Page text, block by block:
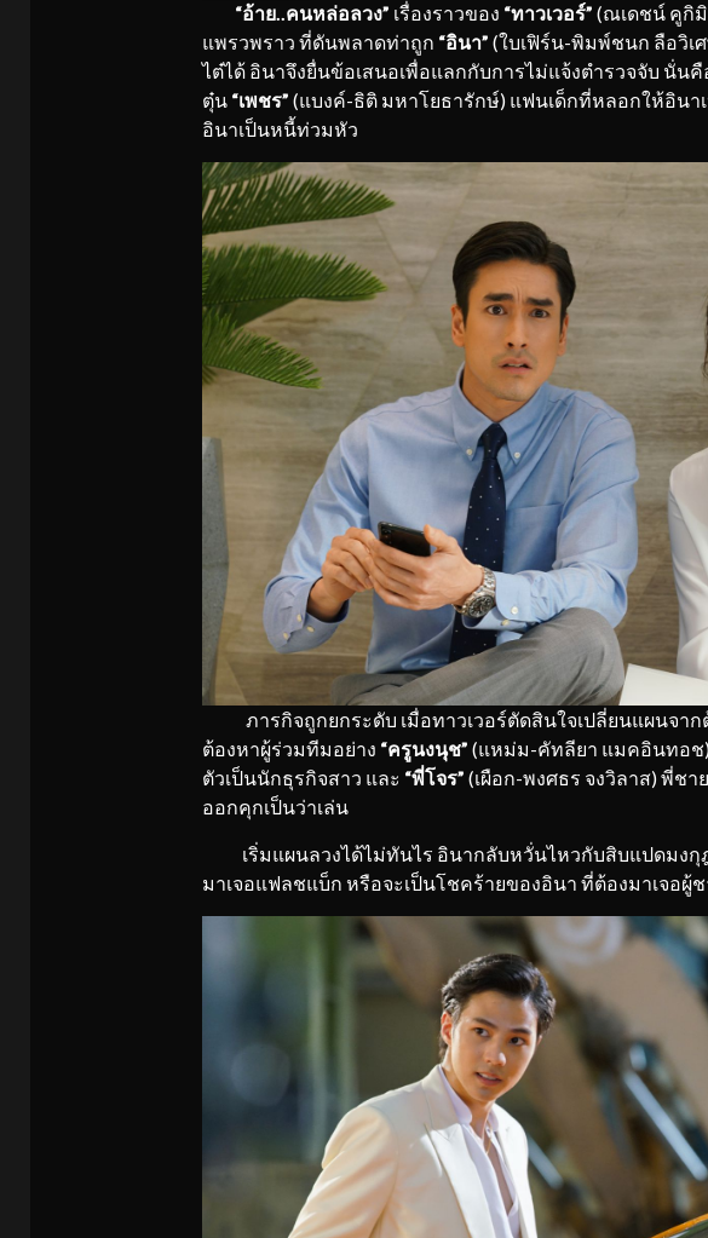
“อ้าย..คนหล่อลวง” เรื่องราวของ “ทาวเวอร์” (ณเดชน์ คูกิ
แพรวพราว ที่ดันพลาดท่าถูก “อินา” (ใบเฟิร์น-พิมพ์ชนก ลือวิเ
ไต๋ได้ อินาจึงยื่นข้อเสนอเพื่อแลกกับการไม่แจ้งตำรวจจับ นั่น
ตุ๋น “เพชร” (แบงค์-ธิติ มหาโยธารักษ์) แฟนเด็กที่หลอกให้อิน
อินาเป็นหนี้ท่วมหัว
ภารกิจถูกยกระดับ เมื่อทาวเวอร์ตัดสินใจเปลี่ยนแผนจาก
ต้องหาผู้ร่วมทีมอย่าง “ครูนงนุช” (แหม่ม-คัทลียา แมคอินทอช
ตัวเป็นนักธุรกิจสาว และ “พี่โจร” (เผือก-พงศธร จงวิลาส) พี่ช
ออกคุกเป็นว่าเล่น
เริ่มแผนลวงได้ไม่ทันไร อินากลับหวั่นไหวกับสิบแปดมงกุ
มาเจอแฟลชแบ็ก หรือจะเป็นโชคร้ายของอินา ที่ต้องมาเจอผู้ช